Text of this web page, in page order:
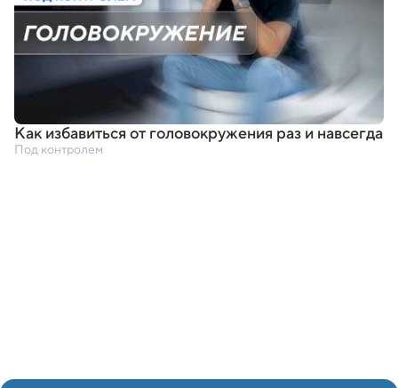
Как избавиться от головокружения раз и навсегда
Под контролем